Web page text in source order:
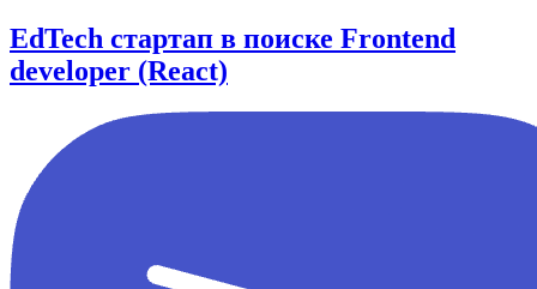
EdTech стартап в поиске Frontend
developer (React)